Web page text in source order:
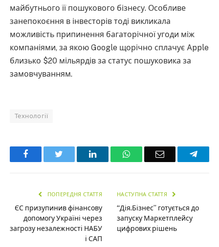
майбутнього її пошукового бізнесу. Особливе
занепокоєння в інвесторів тоді викликала
можливість припинення багаторічної угоди між
компаніями, за якою Google щорічно сплачує Apple
близько $20 мільярдів за статус пошуковика за
замовчуванням.
Технології
Facebook LinkedInWhatsAppEmail
ПОПЕРЕДНЯ СТАТТЯ
ЄС призупинив фінансову
допомогу Україні через
загрозу незалежності НАБУ
і САП
НАСТУПНА СТАТТЯ
“Дія.Бізнес” готується до
запуску Маркетплейсу
цифрових рішень